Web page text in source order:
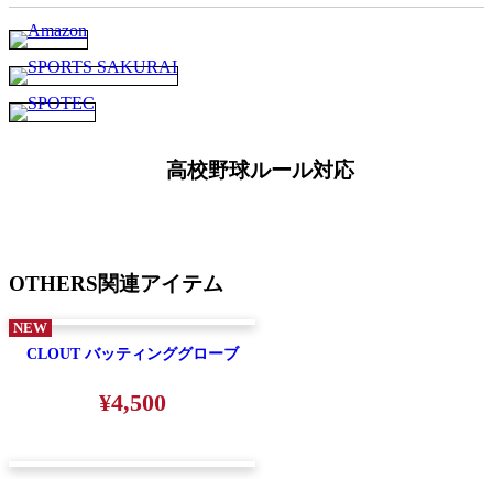
高校野球ルール対応
OTHERS関連アイテム
NEW
CLOUT バッティンググローブ
¥4,500